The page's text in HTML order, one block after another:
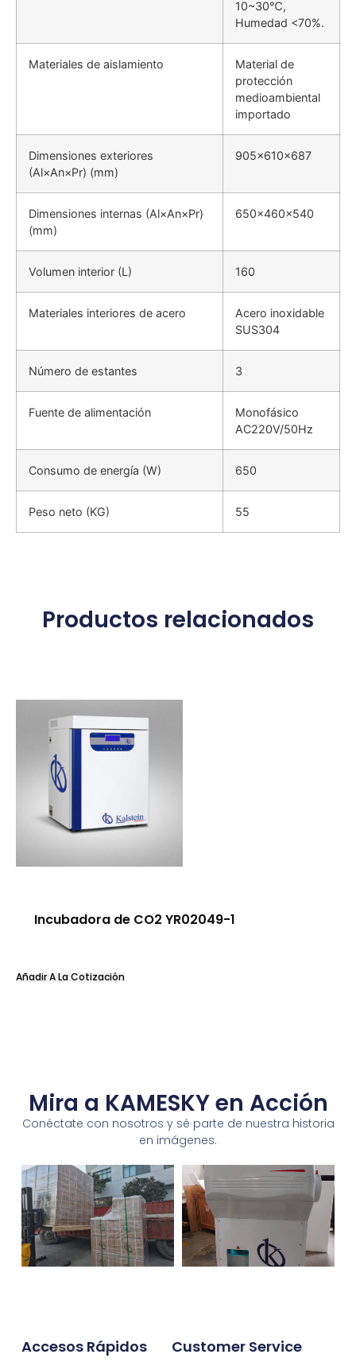
10~30℃,
Humedad <70%.
Materiales de aislamiento
Material de
protección
medioambiental
importado
Dimensiones exteriores
(Al×An×Pr) (mm)
905×610×687
Dimensiones internas (Al×An×Pr)
(mm)
650×460×540
Volumen interior (L) 160
Materiales interiores de acero
Acero inoxidable
SUS304
Número de estantes 3
Fuente de alimentación
Monofásico
AC220V/50Hz
Consumo de energía (W) 650
Peso neto (KG) 55
Productos relacionados
Incubadora de CO2 YR02049-1
Añadir A La Cotización
Mira a KAMESKY en Acción
Conéctate con nosotros y sé parte de nuestra historia
en imágenes.
Customer Service
Accesos Rápidos